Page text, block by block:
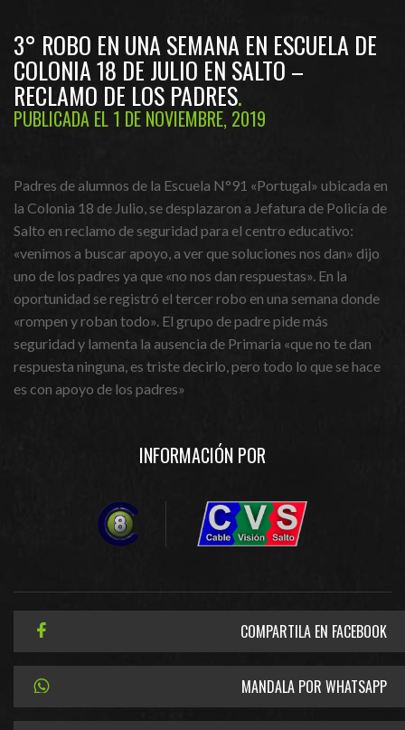
3° ROBO EN UNA SEMANA EN ESCUELA DE
COLONIA 18 DE JULIO EN SALTO –
RECLAMO DE LOS PADRES
PUBLICADA EL 1 DE NOVIEMBRE, 2019
Padres de alumnos de la Escuela N°91 «Portugal» ubicada en
la Colonia 18 de Julio, se desplazaron a Jefatura de Policía de
Salto en reclamo de seguridad para el centro educativo:
«venimos a buscar apoyo, a ver que soluciones nos dan» dijo
uno de los padres ya que «no nos dan respuestas». En la
oportunidad se registró el tercer robo en una semana donde
«rompen y roban todo». El grupo de padre pide más
seguridad y lamenta la ausencia de Primaria «que no te dan
respuesta ninguna, es triste decirlo, pero todo lo que se hace
es con apoyo de los padres»
INFORMACIÓN POR
COMPARTILA EN FACEBOOK
MANDALA POR WHATSAPP